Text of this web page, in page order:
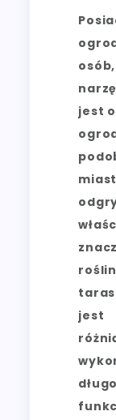
jest
jest